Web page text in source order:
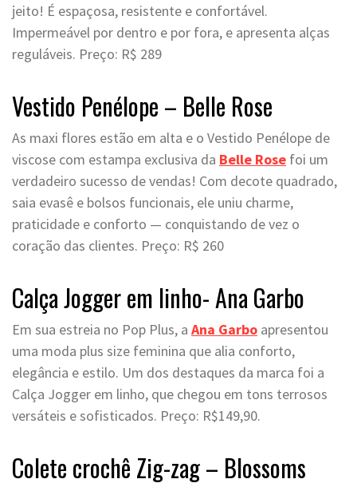
jeito! É espaçosa, resistente e confortável.
Impermeável por dentro e por fora, e apresenta alças
reguláveis. Preço: R$ 289
Vestido Penélope – Belle Rose
As maxi flores estão em alta e o Vestido Penélope de
viscose com estampa exclusiva da Belle Rose foi um
verdadeiro sucesso de vendas! Com decote quadrado,
saia evasê e bolsos funcionais, ele uniu charme,
praticidade e conforto — conquistando de vez o
coração das clientes. Preço: R$ 260
Calça Jogger em linho- Ana Garbo
Em sua estreia no Pop Plus, a Ana Garbo apresentou
uma moda plus size feminina que alia conforto,
elegância e estilo. Um dos destaques da marca foi a
Calça Jogger em linho, que chegou em tons terrosos
versáteis e sofisticados. Preço: R$149,90.
Colete crochê Zig-zag – Blossoms